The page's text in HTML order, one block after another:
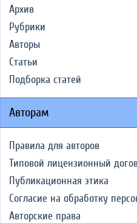
Архив
Рубрики
Авторы
Статьи
Подборка статей
Авторам
Правила для авторов
Типовой лицензионный
Публикационная этика
Согласие на обработку
Авторские права